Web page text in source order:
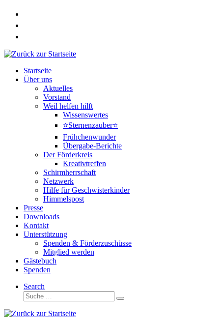
Zum
springen
Startseite
Über uns
Aktuelles
Vorstand
Weil helfen hilft
Wissenswertes
⭐Sternenzauber⭐
Frühchenwunder
Übergabe-Berichte
Der Förderkreis
Kreativtreffen
Schirmherrschaft
Netzwerk
Hilfe für Geschwisterkinder
Himmelspost
Presse
Downloads
Kontakt
Unterstützung
Spenden & Förderzuschüsse
Mitglied werden
Gästebuch
Spenden
Search
Suche
Suche